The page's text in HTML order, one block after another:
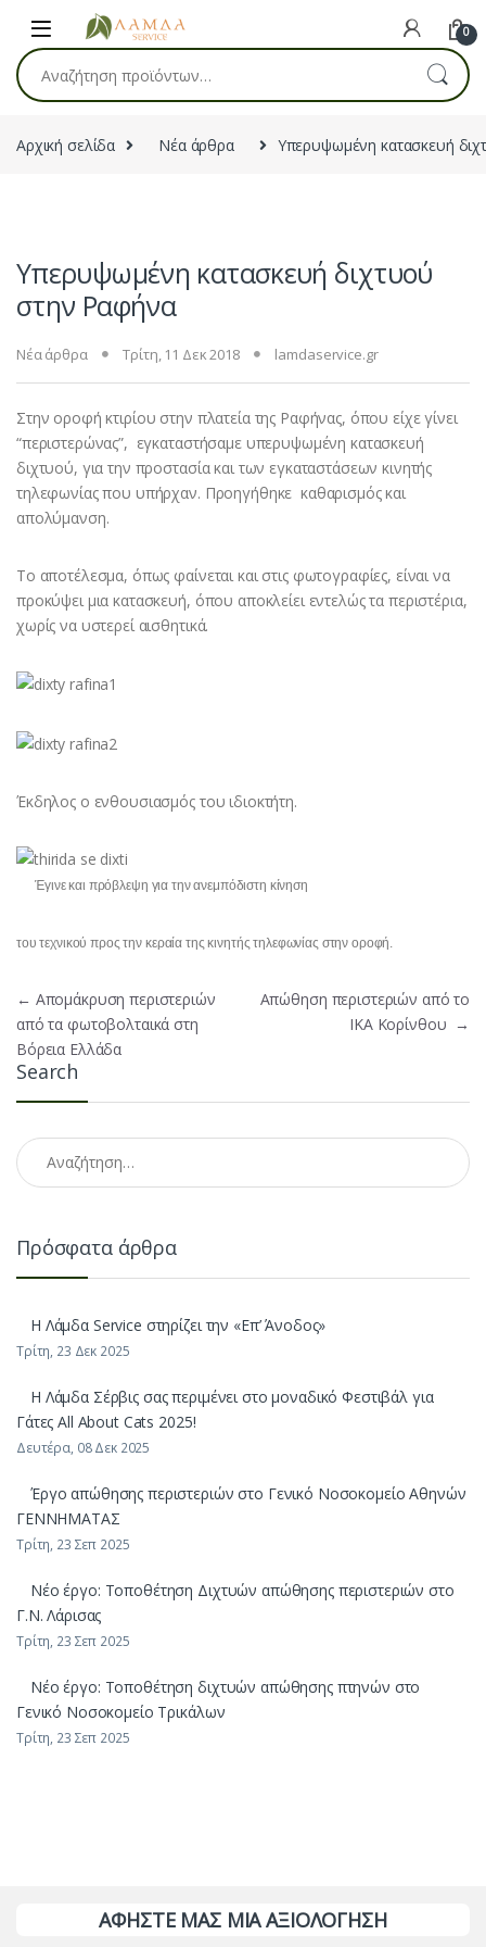
Skip to navigation
Skip to content
0
Αναζήτηση για:
Αρχική σελίδα Νέα άρθρα Υπερυψωμένη κατασκευή
Υπερυψωμένη κατασκευή διχτυού
στην Ραφήνα
Νέα άρθρα Τρίτη, 11 Δεκ 2018 lamdaservice.gr
Στην οροφή κτιρίου στην πλατεία της Ραφήνας, όπου είχε γίνει
“περιστερώνας”, εγκαταστήσαμε υπερυψωμένη κατασκευή
διχτυού, για την προστασία και των εγκαταστάσεων κινητής
τηλεφωνίας που υπήρχαν. Προηγήθηκε καθαρισμός και
απολύμανση.
Το αποτέλεσμα, όπως φαίνεται και στις φωτογραφίες, είναι να
προκύψει μια κατασκευή, όπου αποκλείει εντελώς τα περιστέρια,
χωρίς να υστερεί αισθητικά.
Έκδηλος ο ενθουσιασμός του ιδιοκτήτη.
Έγινε και πρόβλεψη για την ανεμπόδιστη κίνηση
του τεχνικού προς την κεραία της κινητής τηλεφωνίας στην οροφή.
Πλοήγηση άρθρων
← Απομάκρυση περιστεριών
από τα φωτοβολταικά στη
Βόρεια Ελλάδα
Απώθηση περιστεριών από το
ΙΚΑ Κορίνθου →
Search
Αναζήτηση για:
Πρόσφατα άρθρα
H Λάμδα Service στηρίζει την «Επ’ Άνοδος»
Τρίτη, 23 Δεκ 2025
Η Λάμδα Σέρβις σας περιμένει στο μοναδικό Φεστιβάλ για
Γάτες All About Cats 2025!
Δευτέρα, 08 Δεκ 2025
Έργο απώθησης περιστεριών στο Γενικό Νοσοκομείο Αθηνών
ΓΕΝΝΗΜΑΤΑΣ
Τρίτη, 23 Σεπ 2025
Νέο έργο: Τοποθέτηση Διχτυών απώθησης περιστεριών στο
Γ.Ν. Λάρισας
Τρίτη, 23 Σεπ 2025
Νέο έργο: Τοποθέτηση διχτυών απώθησης πτηνών στο
Γενικό Νοσοκομείο Τρικάλων
Τρίτη, 23 Σεπ 2025
ΑΦΗΣΤΕ ΜΑΣ ΜΙΑ ΑΞΙΟΛΟΓΗΣΗ